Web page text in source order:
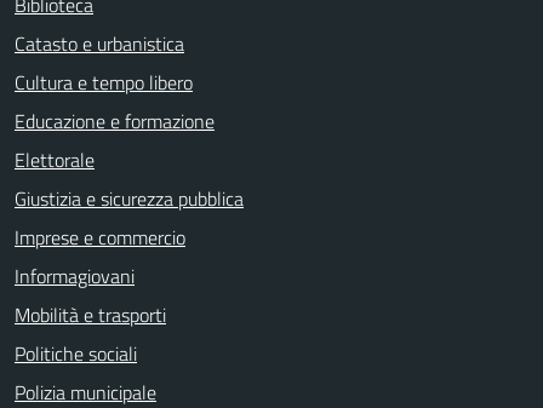
Catasto e urbanistica
Cultura e tempo libero
Educazione e formazione
Elettorale
Giustizia e sicurezza pubblica
Imprese e commercio
Informagiovani
Mobilità e trasporti
Politiche sociali
Polizia municipale